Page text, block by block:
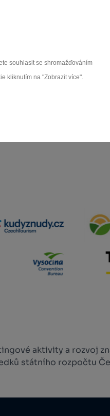
souhlasit se shromažďováním
kliknutím na "Zobrazit více".
aktivity a rozvoj
státního rozpočtu